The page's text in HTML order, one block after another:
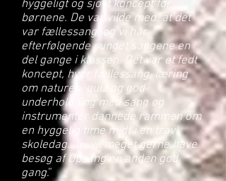
hyggeligt og sjovt koncept for
børnene. De var vilde med, at det
var fællessang, og vi har
efterfølgende sunget sangene en
del gange i klassen. Det var et fedt
koncept, hvor fællessang, læring
om naturen, quiz og god
underholdning med sang og
instrumenter dannede rammen om
en hyggelig time midt i en travl
skoledag....vi vil meget gerne have
besøg af Opsang en anden god
gang.”